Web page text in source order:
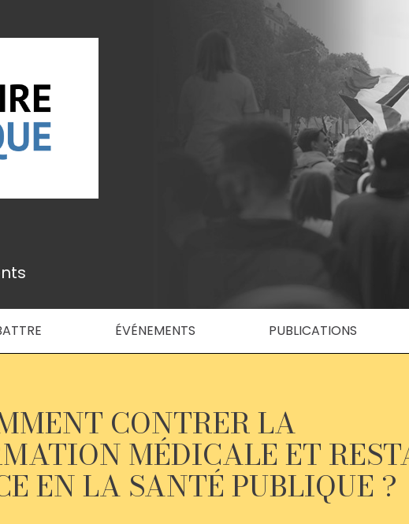
ÉVÉNEMENTS PUBLICATIONS
CONTRER LA
MÉDICALE ET
EN LA SANTÉ PUBLIQUE ?